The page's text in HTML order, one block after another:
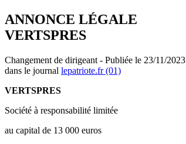
ANNONCE LÉGALE
VERTSPRES
Changement de dirigeant - Publiée le 23/11/2023
dans le journal lepatriote.fr (01)
VERTSPRES
Société à responsabilité limitée
au capital de 13 000 euros